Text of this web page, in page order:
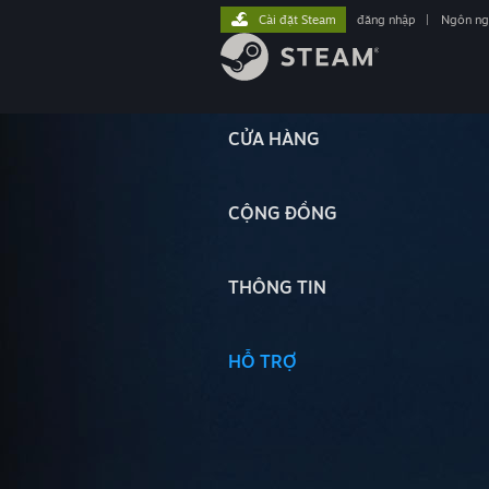
CỬA HÀNG
CỘNG ĐỒNG
THÔNG TIN
HỖ TRỢ
Cài đặt Steam đăng nhập Ngôn